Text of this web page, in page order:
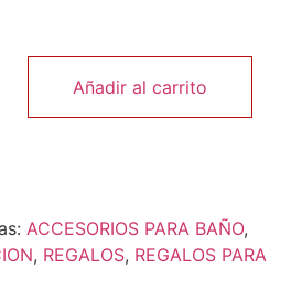
Añadir al carrito
ACCESORIOS PARA BAÑO,
, REGALOS, REGALOS PARA